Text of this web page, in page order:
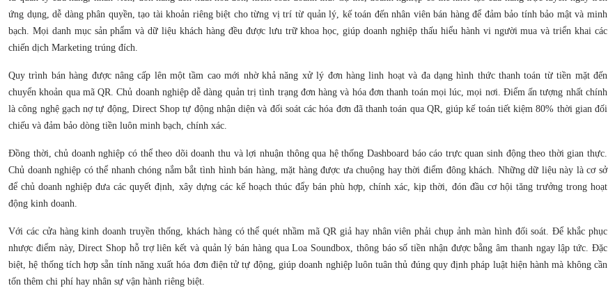
ứng dụng, dễ dàng phân quyền, tạo tài khoản riêng biệt cho từng vị trí từ quản lý, kế toán đến nhân viên bán hàng để đảm bảo tính bảo mật và minh
bạch. Mọi danh mục sản phẩm và dữ liệu khách hàng đều được lưu trữ khoa học, giúp doanh nghiệp thấu hiểu hành vi người mua và triển khai các
chiến dịch Marketing trúng đích.
Quy trình bán hàng được nâng cấp lên một tầm cao mới nhờ khả năng xử lý đơn hàng linh hoạt và đa dạng hình thức thanh toán từ tiền mặt đến
chuyển khoản qua mã QR. Chủ doanh nghiệp dễ dàng quản trị tình trạng đơn hàng và hóa đơn thanh toán mọi lúc, mọi nơi. Điểm ấn tượng nhất chính
là công nghệ gạch nợ tự động, Direct Shop tự động nhận diện và đối soát các hóa đơn đã thanh toán qua QR, giúp kế toán tiết kiệm 80% thời gian đối
chiếu và đảm bảo dòng tiền luôn minh bạch, chính xác.
Đồng thời, chủ doanh nghiệp có thể theo dõi doanh thu và lợi nhuận thông qua hệ thống Dashboard báo cáo trực quan sinh động theo thời gian thực.
Chủ doanh nghiệp có thể nhanh chóng nắm bắt tình hình bán hàng, mặt hàng được ưa chuộng hay thời điểm đông khách. Những dữ liệu này là cơ sở
để chủ doanh nghiệp đưa các quyết định, xây dựng các kế hoạch thúc đẩy bán phù hợp, chính xác, kịp thời, đón đầu cơ hội tăng trưởng trong hoạt
động kinh doanh.
Với các cửa hàng kinh doanh truyền thống, khách hàng có thể quét nhầm mã QR giả hay nhân viên phải chụp ảnh màn hình đối soát. Để khắc phục
nhược điểm này, Direct Shop hỗ trợ liên kết và quản lý bán hàng qua Loa Soundbox, thông báo số tiền nhận được bằng âm thanh ngay lập tức. Đặc
biệt, hệ thống tích hợp sẵn tính năng xuất hóa đơn điện tử tự động, giúp doanh nghiệp luôn tuân thủ đúng quy định pháp luật hiện hành mà không cần
tốn thêm chi phí hay nhân sự vận hành riêng biệt.